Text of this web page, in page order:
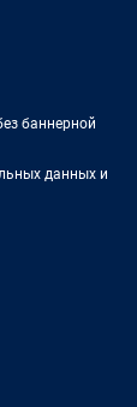
баннерной
данных и